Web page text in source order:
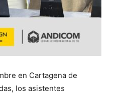
en Cartagena de
los asistentes